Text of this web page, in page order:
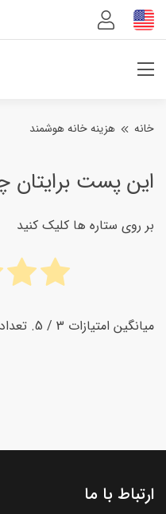
خانه هزینه خانه هوشمند
این پست برایتان
بر روی ستاره ها کلیک کنید
میانگین امتیازات 3 / 5. تعداد امتیازات
ارتباط با ما